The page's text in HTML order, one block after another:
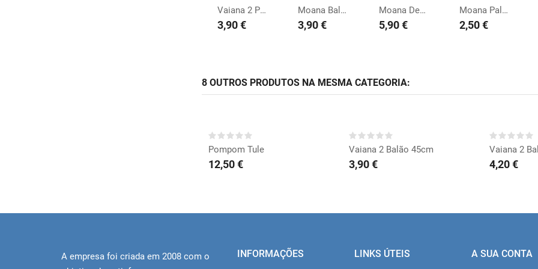
Vaiana 2 Pratos grd.
3,90 €
Moana Balão 45cm
3,90 €
Moana Dec. Bolo Pua
5,90 €
Moana Palhinhas
2,50 €
8 OUTROS PRODUTOS NA MESMA CATEGORIA:
Pompom Tule
12,50 €
Vaiana 2 Balão 45cm
3,90 €
Vaiana 2
4,20 €
A empresa foi criada em 2008 com o
INFORMAÇÕES LINKS ÚTEIS A SUA CONTA